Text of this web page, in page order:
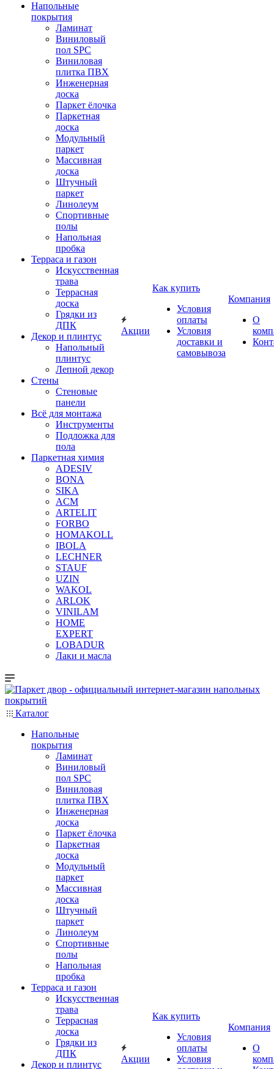
Напольные
покрытия
Ламинат
Виниловый
пол SPC
Виниловая
плитка ПВХ
Инженерная
доска
Паркет ёлочка
Паркетная
доска
Модульный
паркет
Массивная
доска
Штучный
паркет
Линолеум
Спортивные
полы
Напольная
пробка
Терраса и газон
Искусственная
трава
Террасная
доска
Грядки из
ДПК
Декор и плинтус
Напольный
плинтус
Лепной декор
Стены
Стеновые
панели
Всё для монтажа
Инструменты
Подложка для
пола
Паркетная химия
ADESIV
BONA
SIKA
ACM
ARTELIT
FORBO
HOMAKOLL
IBOLA
LECHNER
STAUF
UZIN
WAKOL
ARLOK
VINILAM
HOME
EXPERT
LOBADUR
Лаки и масла
Акции
Как купить
Условия
оплаты
Условия
доставки и
самовывоза
Компания
О
Каталог
Напольные
покрытия
Ламинат
Виниловый
пол SPC
Виниловая
плитка ПВХ
Инженерная
доска
Паркет ёлочка
Паркетная
доска
Модульный
паркет
Массивная
доска
Штучный
паркет
Линолеум
Спортивные
полы
Напольная
пробка
Терраса и газон
Искусственная
трава
Террасная
доска
Грядки из
ДПК
Декор и плинтус
Акции
Как купить
Условия
оплаты
Условия
Компания
О